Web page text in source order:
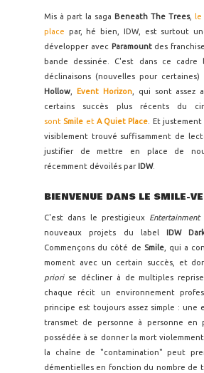
Mis à part la saga Beneath The Trees, le
place par, hé bien, IDW, est surtout
développer avec Paramount des
bande dessinée. C'est dans ce
déclinaisons (nouvelles pour
Hollow
Event Horizon, qui sont assez
certains succès plus récents du
sont Smile et A Quiet Place . Et
visiblement trouvé suffisamment de
justifier de mettre en place de
récemment dévoilés par IDW.
BIENVENUE DANS LE SMILE-
C'est dans le prestigieux Entertainment
nouveaux projets du label
IDW
Commençons du côté de Smile, qui a
moment avec un certain succès, et
priori se décliner à de multiples
chaque récit un environnement
principe est toujours assez simple : une
transmet de personne à personne en
possédée à se donner la mort
la chaîne de "contamination" peut
démentielles en fonction du nombre de